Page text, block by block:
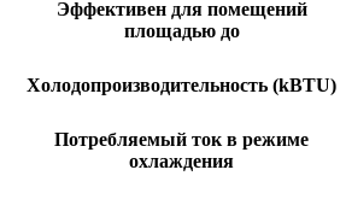
Эффективен для помещений
площадью до
Холодопроизводительность (kBTU)
Потребляемый ток в режиме
охлаждения